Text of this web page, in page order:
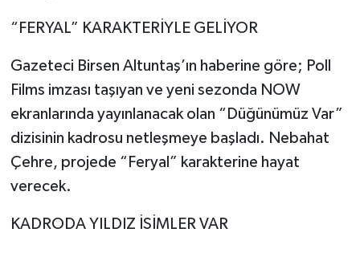
“FERYAL” KARAKTERİYLE GELİYOR
Gazeteci Birsen Altuntaş’ın haberine göre; Poll
Films imzası taşıyan ve yeni sezonda NOW
ekranlarında yayınlanacak olan “Düğünümüz Var”
dizisinin kadrosu netleşmeye başladı. Nebahat
Çehre, projede “Feryal” karakterine hayat
verecek.
KADRODA YILDIZ İSİMLER VAR